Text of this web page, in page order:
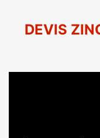
DEVIS